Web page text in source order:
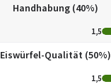
Handhabung (40%)
1,5
Eiswürfel-Qualität (50%)
1,5